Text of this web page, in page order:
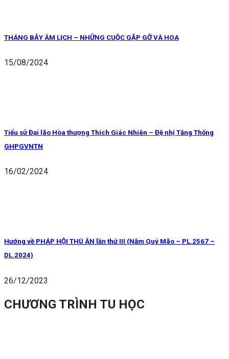
THÁNG BẢY ÂM LỊCH – NHỮNG CUỘC GẶP GỠ VÀ HOA
15/08/2024
Tiểu sử Đại lão Hòa thượng Thích Giác Nhiên – Đệ nhị Tăng Thống
GHPGVNTN
16/02/2024
Hướng về PHÁP HỘI THÙ ÂN lần thứ III (Năm Quý Mão – PL.2567 –
DL.2024)
26/12/2023
CHƯƠNG TRÌNH TU HỌC